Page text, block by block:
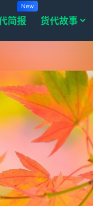
简报
New
货代故事